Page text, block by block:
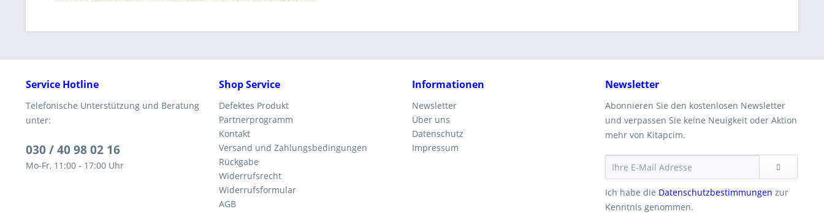
Service Hotline
Telefonische Unterstützung und Beratung
unter:
030 / 40 98 02 16
Mo-Fr, 11:00 - 17:00 Uhr
Shop Service
Defektes Produkt
Partnerprogramm
Kontakt
Versand und Zahlungsbedingungen
Rückgabe
Widerrufsrecht
Widerrufsformular
AGB
Informationen
Newsletter
Über uns
Datenschutz
Impressum
Newsletter
Abonnieren Sie den kostenlosen Newsletter
und verpassen Sie keine Neuigkeit oder Aktion
mehr von Kitapcim.
Ich habe die Datenschutzbestimmungen zur
Kenntnis genommen.